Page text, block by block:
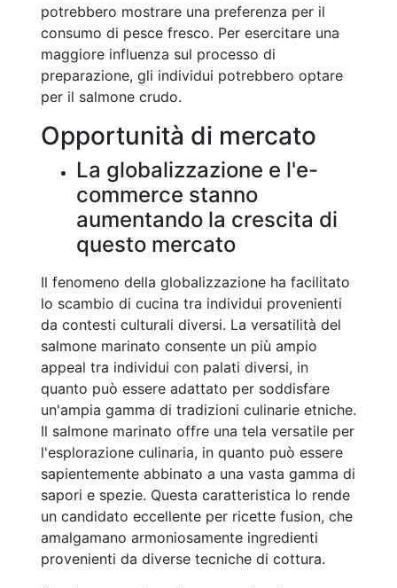
potrebbero mostrare una preferenza per il
consumo di pesce fresco. Per esercitare una
maggiore influenza sul processo di
preparazione, gli individui potrebbero optare
per il salmone crudo.
Opportunità di mercato
La globalizzazione e l'e-
commerce stanno
aumentando la crescita di
questo mercato
Il fenomeno della globalizzazione ha facilitato
lo scambio di cucina tra individui provenienti
da contesti culturali diversi. La versatilità del
salmone marinato consente un più ampio
appeal tra individui con palati diversi, in
quanto può essere adattato per soddisfare
un'ampia gamma di tradizioni culinarie etniche.
Il salmone marinato offre una tela versatile per
l'esplorazione culinaria, in quanto può essere
sapientemente abbinato a una vasta gamma di
sapori e spezie. Questa caratteristica lo rende
un candidato eccellente per ricette fusion, che
amalgamano armoniosamente ingredienti
provenienti da diverse tecniche di cottura.